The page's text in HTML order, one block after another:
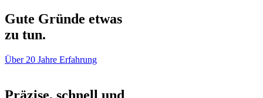
Gute Gründe etwas
zu tun.
Über 20 Jahre Erfahrung